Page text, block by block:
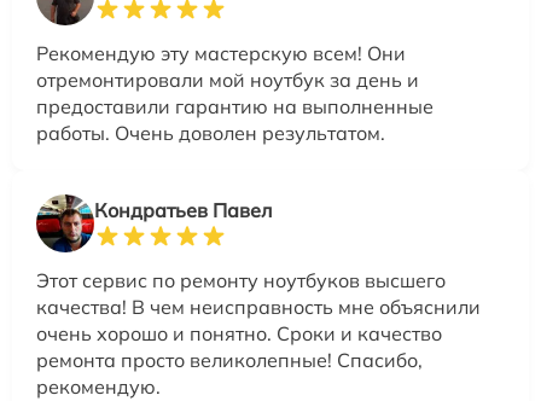
Рекомендую эту мастерскую всем! Они
отремонтировали мой ноутбук за день и
предоставили гарантию на выполненные
работы. Очень доволен результатом.
Кондратьев Павел
Этот сервис по ремонту ноутбуков высшего
качества! В чем неисправность мне объяснили
очень хорошо и понятно. Сроки и качество
ремонта просто великолепные! Спасибо,
рекомендую.